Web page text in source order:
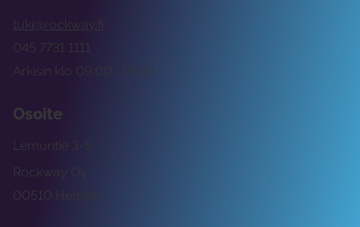
tuki@rockway.fi
Arkisin klo 09:00 -15:00
045 7731 1111
Osoite
Rockway Oy
Lemuntie 3-5
00510 Helsinki